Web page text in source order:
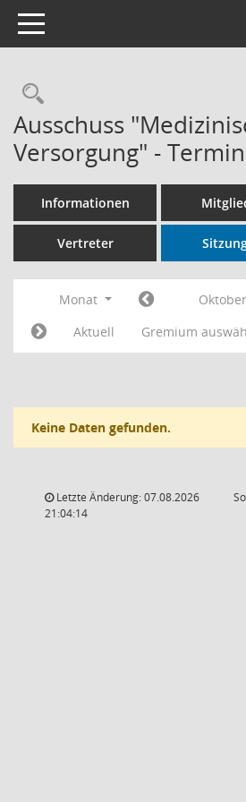
Toggle navigation
Rechercheauswahl
Ausschuss
Versorgung" -
Informationen
Vertreter
Monat Oktober
Aktuell
Gremium
Keine Daten gefunden.
Letzte Änderung: 07.08.2026
21:04:14